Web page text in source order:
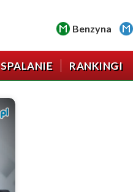
Benzyna
SPALANIE RANKINGI